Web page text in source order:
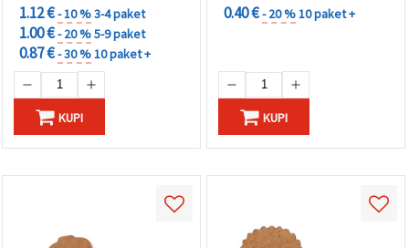
1.12 €- 10 %3-4 paket
1.00 €- 20 %5-9 paket
0.87 €- 30 %10 paket +
KUPI
0.40 €- 20 %10 paket +
KUPI